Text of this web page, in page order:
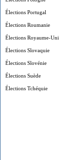
Élections Portugal
Élections Roumanie
Élections Royaume-Uni
Élections Slovaquie
Élections Slovénie
Élections Suède
Élections Tchéquie